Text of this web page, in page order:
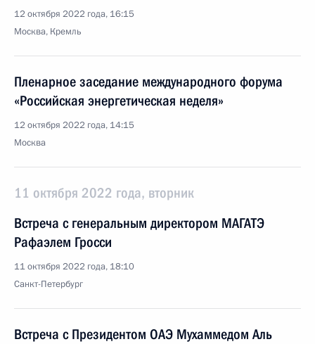
12 октября 2022 года, 16:15
Москва, Кремль
Пленарное заседание международного форума
«Российская энергетическая неделя»
12 октября 2022 года, 14:15
Москва
11 октября 2022 года, вторник
Встреча с генеральным директором МАГАТЭ
Рафаэлем Гросси
11 октября 2022 года, 18:10
Санкт-Петербург
Встреча с Президентом ОАЭ Мухаммедом Аль